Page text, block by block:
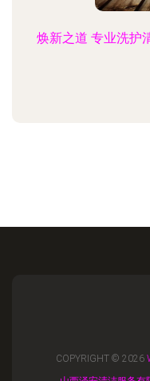
焕新之道 专业洗护
COPYRIGHT © 2026